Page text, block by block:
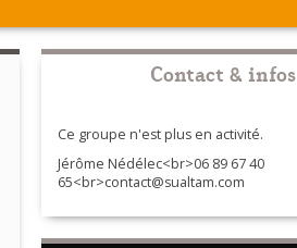
Contact & infos
Ce groupe n'est plus en activité.
Jérôme Nédélec<br>06 89 67 40
65<br>contact@sualtam.com